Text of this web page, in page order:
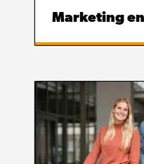
Marketing